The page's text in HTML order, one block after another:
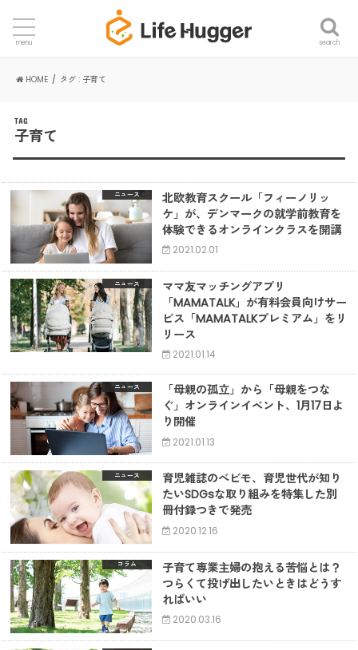
search
menu
HOME タグ : 子育て
TAG
子育て
ニュース
北欧教育スクール「フィーノリッ
ケ」が、デンマークの就学前教育を
体験できるオンラインクラスを開講
2021.02.01
ニュース
ママ友マッチングアプリ
「MAMATALK」が有料会員向けサー
ビス「MAMATALKプレミアム」をリ
リース
2021.01.14
ニュース
「母親の孤立」から「母親をつな
ぐ」オンラインイベント、1月17日よ
り開催
2021.01.13
ニュース
育児雑誌のべビモ、育児世代が知り
たいSDGsな取り組みを特集した別
冊付録つきで発売
2020.12.16
コラム
子育て専業主婦の抱える苦悩とは？
つらくて投げ出したいときはどうす
ればいい
2020.03.16